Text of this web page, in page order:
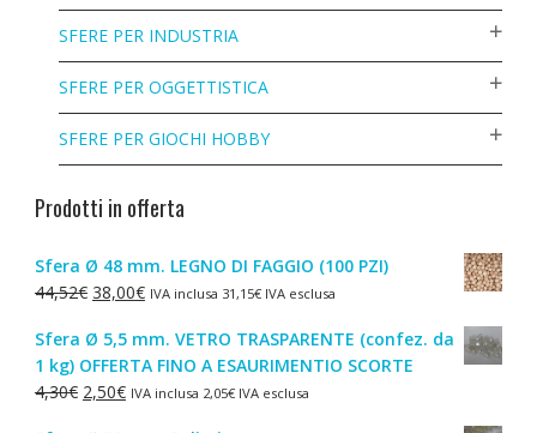
SFERE PER INDUSTRIA
SFERE PER OGGETTISTICA
SFERE PER GIOCHI HOBBY
Prodotti in offerta
Sfera Ø 48 mm. LEGNO DI FAGGIO (100 PZI)
44,52€ Il
originale
era:
44,52€.
38,00€Il
attuale
è:
38,00€.
IVA inclusa 31,15€IVA esclusa
Sfera Ø 5,5 mm. VETRO TRASPARENTE (confez. da
1 kg) OFFERTA FINO A ESAURIMENTIO SCORTE
4,30€ Il
2,50€IlIVA inclusa 2,05€IVA esclusa